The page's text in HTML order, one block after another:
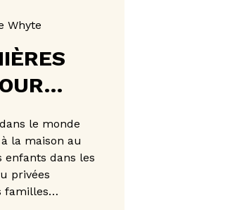
Whyte
DE
le monde
la maison au
enfants dans les
privées
familles